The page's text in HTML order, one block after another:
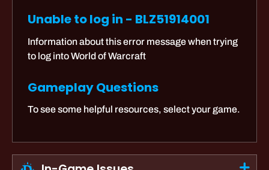
Unable to log in - BLZ51914001
Information about this error message when trying
to log into World of Warcraft
Gameplay Questions
To see some helpful resources, select your game.